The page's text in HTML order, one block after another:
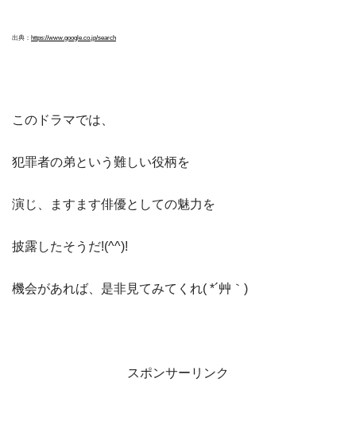
出典： https://www.google.co.jp/search
このドラマでは、
犯罪者の弟という難しい役柄を
演じ、ますます俳優としての魅力を
披露したそうだ!(^^)!
機会があれば、是非見てみてくれ( *´艸｀)
スポンサーリンク